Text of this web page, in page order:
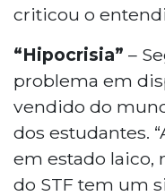
criticou o
“Hipocrisia” –
problema em
vendido do
dos estudantes.
em estado laico,
do STF tem um